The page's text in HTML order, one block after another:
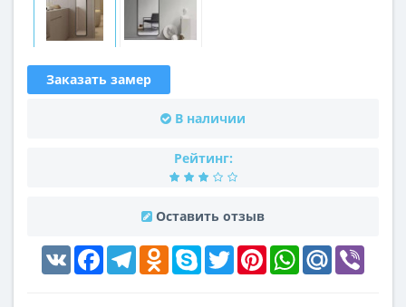
Заказать замер
В наличии
Рейтинг:
Оставить отзыв
VK FacebookTelegramOdnoklassniki
Skype Twitter PinterestWhatsAppMail.Ru